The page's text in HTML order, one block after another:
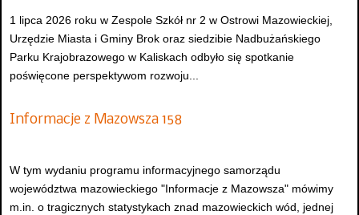
1 lipca 2026 roku w Zespole Szkół nr 2 w Ostrowi Mazowieckiej,
Urzędzie Miasta i Gminy Brok oraz siedzibie Nadbużańskiego
Parku Krajobrazowego w Kaliskach odbyło się spotkanie
poświęcone perspektywom rozwoju...
Informacje z Mazowsza 158
W tym wydaniu programu informacyjnego samorządu
województwa mazowieckiego "Informacje z Mazowsza" mówimy
m.in. o tragicznych statystykach znad mazowieckich wód, jednej